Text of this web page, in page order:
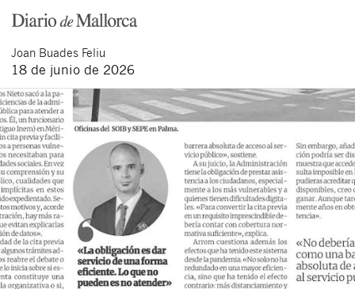
Joan Buades Feliu
18 de junio de 2026